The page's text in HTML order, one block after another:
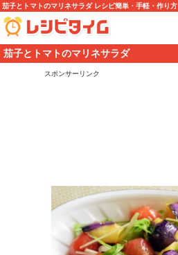
茄子とトマトのマリネサラダ レシピ簡単・手軽・作り方
茄子とトマトのマリネサラダ
スポンサーリンク